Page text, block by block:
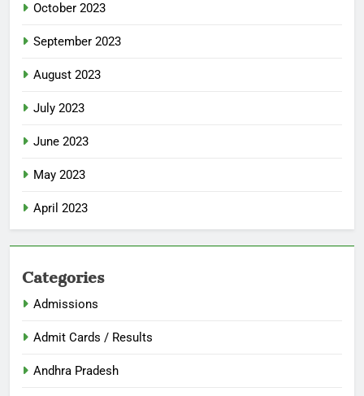
October 2023
September 2023
August 2023
July 2023
June 2023
May 2023
April 2023
Categories
Admissions
Admit Cards / Results
Andhra Pradesh